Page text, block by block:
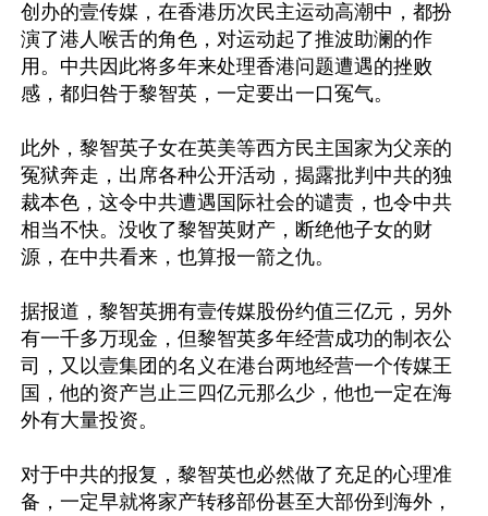
创办的壹传媒，在香港历次民主运动高潮中，都扮
演了港人喉舌的角色，对运动起了推波助澜的作
用。中共因此将多年来处理香港问题遭遇的挫败
感，都归咎于黎智英，一定要出一口冤气。
此外，黎智英子女在英美等西方民主国家为父亲的
冤狱奔走，出席各种公开活动，揭露批判中共的独
裁本色，这令中共遭遇国际社会的谴责，也令中共
相当不快。没收了黎智英财产，断绝他子女的财
源，在中共看来，也算报一箭之仇。
据报道，黎智英拥有壹传媒股份约值三亿元，另外
有一千多万现金，但黎智英多年经营成功的制衣公
司，又以壹集团的名义在港台两地经营一个传媒王
国，他的资产岂止三四亿元那么少，他也一定在海
外有大量投资。
对于中共的报复，黎智英也必然做了充足的心理准
备，一定早就将家产转移部份甚至大部份到海外，